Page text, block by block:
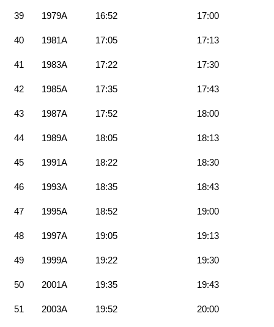
39 1979A 16:52 17:00
40 1981A 17:05 17:13
41 1983A 17:22 17:30
42 1985A 17:35 17:43
43 1987A 17:52 18:00
44 1989A 18:05 18:13
45 1991A 18:22 18:30
46 1993A 18:35 18:43
47 1995A 18:52 19:00
48 1997A 19:05 19:13
49 1999A 19:22 19:30
50 2001A 19:35 19:43
51 2003A 19:52 20:00